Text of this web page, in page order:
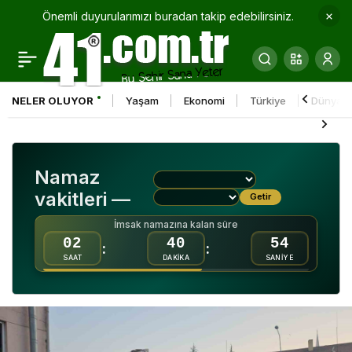
Önemli duyurularımızı buradan takip edebilirsiniz.
NELER OLUYOR Yaşam Ekonomi Türkiye Dünya
Namaz
vakitleri —
Getir
İmsak namazına kalan süre
02
SAAT
: 40
DAKİKA
: 53
SANİYE
Kandıra’da sahillerde ve
ormanlık alanlarda
izinsiz çadır kuranlara
0 Paylaş